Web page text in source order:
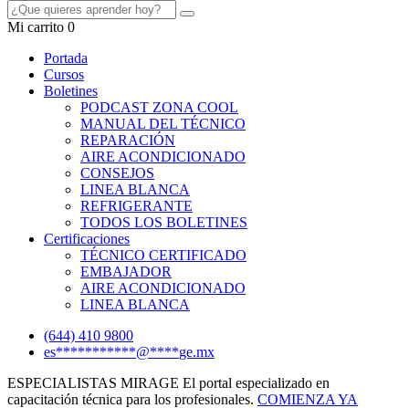
Mi carrito 0
Portada
Cursos
Boletines
PODCAST ZONA COOL
MANUAL DEL TÉCNICO
REPARACIÓN
AIRE ACONDICIONADO
CONSEJOS
LINEA BLANCA
REFRIGERANTE
TODOS LOS BOLETINES
Certificaciones
TÉCNICO CERTIFICADO
EMBAJADOR
AIRE ACONDICIONADO
LINEA BLANCA
(644) 410 9800
es***********@****ge.mx
ESPECIALISTAS MIRAGE El portal especializado en
capacitación técnica para los profesionales. COMIENZA YA